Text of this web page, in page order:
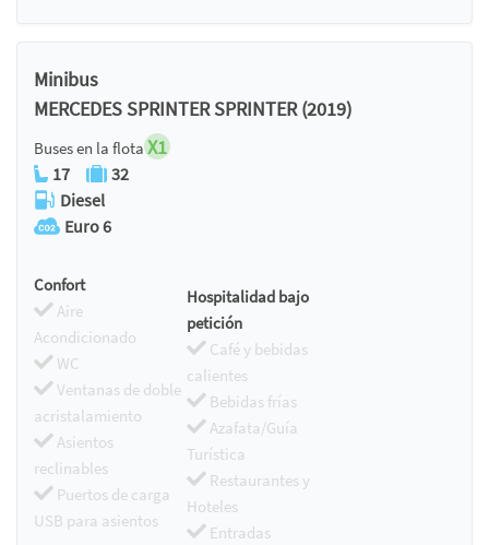
Minibus
MERCEDES SPRINTER SPRINTER (2019)
Buses en la flota X1
17
32
Diesel
Euro 6
Confort
Aire
Acondicionado
WC
Ventanas de doble
acristalamiento
Asientos
reclinables
Puertos de carga
USB para asientos
Hospitalidad bajo
petición
Café y bebidas
calientes
Bebidas frías
Azafata/Guía
Turística
Restaurantes y
Hoteles
Entradas